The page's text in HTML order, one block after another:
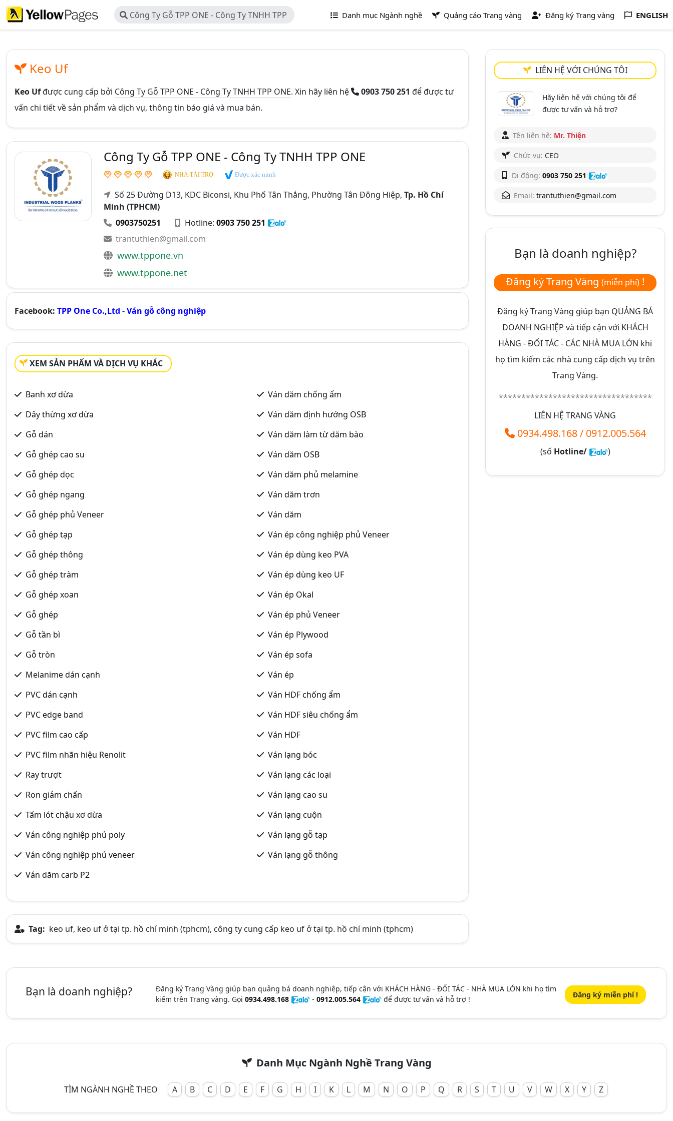
Công Ty Gỗ TPP ONE - Công Ty TNHH TPP
ONE
Danh mục Ngành nghề Quảng cáo Trang vàng Đăng ký Trang vàng ENGLISH
Keo Uf
Keo Ufđược cung cấp bởi Công Ty Gỗ TPP ONE - Công Ty TNHH TPP ONE. Xin hãy liên hệ 0903 750 251 để được tư
vấn chi tiết về sản phẩm và dịch vụ, thông tin báo giá và mua bán.
Công Ty Gỗ TPP ONE - Công Ty TNHH TPP ONE
NHÀ TÀI TRỢ Được xác minh
Số 25 Đường D13, KDC Biconsi, Khu Phố Tân Thắng, Phường Tân Đông Hiệp, Tp. Hồ Chí
Minh (TPHCM)
0903750251
Hotline: 0903 750 251
trantuthien@gmail.com
www.tppone.vn
www.tppone.net
Facebook: TPP One Co.,Ltd - Ván gỗ công nghiệp
XEM SẢN PHẨM VÀ DỊCH VỤ KHÁC
Banh xơ dừa
Dây thừng xơ dừa
Gỗ dán
Gỗ ghép cao su
Gỗ ghép dọc
Gỗ ghép ngang
Gỗ ghép phủ Veneer
Gỗ ghép tạp
Gỗ ghép thông
Gỗ ghép tràm
Gỗ ghép xoan
Gỗ ghép
Gỗ tần bì
Gỗ tròn
Melanime dán cạnh
PVC dán cạnh
PVC edge band
PVC film cao cấp
PVC film nhãn hiệu Renolit
Ray trượt
Ron giảm chấn
Tấm lót chậu xơ dừa
Ván công nghiệp phủ poly
Ván công nghiệp phủ veneer
Ván dăm carb P2
Ván dăm chống ẩm
Ván dăm định hướng OSB
Ván dăm làm từ dăm bào
Ván dăm OSB
Ván dăm phủ melamine
Ván dăm trơn
Ván dăm
Ván ép công nghiệp phủ Veneer
Ván ép dùng keo PVA
Ván ép dùng keo UF
Ván ép Okal
Ván ép phủ Veneer
Ván ép Plywood
Ván ép sofa
Ván ép
Ván HDF chống ẩm
Ván HDF siêu chống ẩm
Ván HDF
Ván lạng bóc
Ván lạng các loại
Ván lạng cao su
Ván lạng cuộn
Ván lạng gỗ tạp
Ván lạng gỗ thông
Tag: keo uf, keo uf ở tại tp. hồ chí minh (tphcm), công ty cung cấp keo uf ở tại tp. hồ chí minh (tphcm)
LIÊN HỆ VỚI CHÚNG TÔI
Hãy liên hệ với chúng tôi để
được tư vấn và hỗ trợ?
Tên liên hệ: Mr. Thiện
Chức vụ: CEO
Di động: 0903 750 251
Email: trantuthien@gmail.com
Bạn là doanh nghiệp?
Đăng ký Trang Vàng (miễn phí) !
Đăng ký Trang Vàng giúp bạn QUẢNG BÁ
DOANH NGHIỆP và tiếp cận với KHÁCH
HÀNG - ĐỐI TÁC - CÁC NHÀ MUA LỚN khi
họ tìm kiếm các nhà cung cấp dịch vụ trên
Trang Vàng.
**********************************
LIÊN HỆ TRANG VÀNG
0934.498.168/ 0912.005.564
(số Hotline/ )
Bạn là doanh nghiệp?
Đăng ký Trang Vàng giúp bạn quảng bá doanh nghiệp, tiếp cận với KHÁCH HÀNG - ĐỐI TÁC - NHÀ MUA LỚN khi họ tìm
kiếm trên Trang vàng. Gọi 0934.498.168 - 0912.005.564 để được tư vấn và hỗ trợ ! Đăng ký miễn phí !
Danh Mục Ngành Nghề Trang Vàng
TÌM NGÀNH NGHỀ THEO A B C D E F G H I K L M N O P Q R S T U V W X Y Z